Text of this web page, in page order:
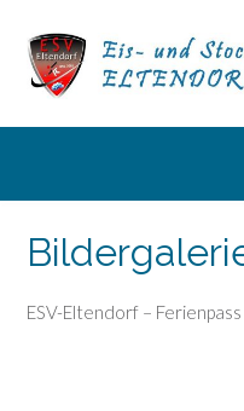
content
ESV-Eltendorf –